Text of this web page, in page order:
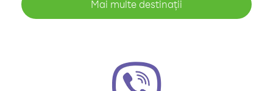
Mai multe destinații